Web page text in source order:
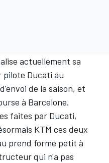
actuellement sa
pilote Ducati au
de la saison, et
à Barcelone.
faites par Ducati,
KTM ces deux
prend forme petit à
qui n'a pas